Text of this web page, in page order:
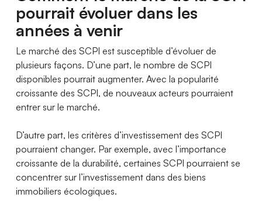
pourrait évoluer dans les
années à venir
Le marché des SCPI est susceptible d’évoluer de
plusieurs façons. D’une part, le nombre de SCPI
disponibles pourrait augmenter. Avec la popularité
croissante des SCPI, de nouveaux acteurs pourraient
entrer sur le marché.
D’autre part, les critères d’investissement des SCPI
pourraient changer. Par exemple, avec l’importance
croissante de la durabilité, certaines SCPI pourraient se
concentrer sur l’investissement dans des biens
immobiliers écologiques.